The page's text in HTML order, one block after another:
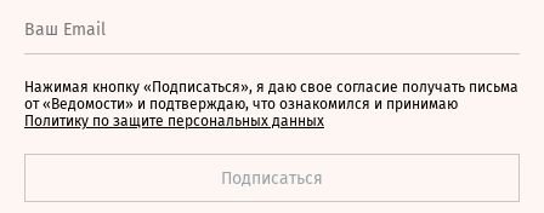
Нажимая кнопку «Подписаться», я даю свое согласие получать письма
от «Ведомости» и подтверждаю, что ознакомился и принимаю
Политику по защите персональных данных